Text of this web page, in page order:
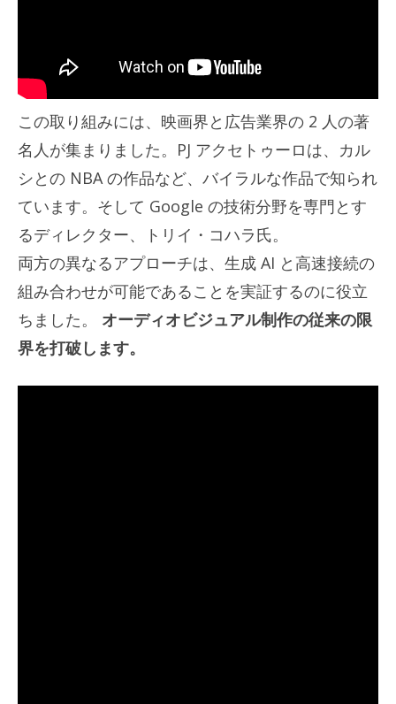
この取り組みには、映画界と広告業界の 2 人の著
名人が集まりました。PJ アクセトゥーロは、カル
シとの NBA の作品など、バイラルな作品で知られ
ています。そして Google の技術分野を専門とす
るディレクター、トリイ・コハラ氏。
両方の異なるアプローチは、生成 AI と高速接続の
組み合わせが可能であることを実証するのに役立
ちました。 オーディオビジュアル制作の従来の限
界を打破します。